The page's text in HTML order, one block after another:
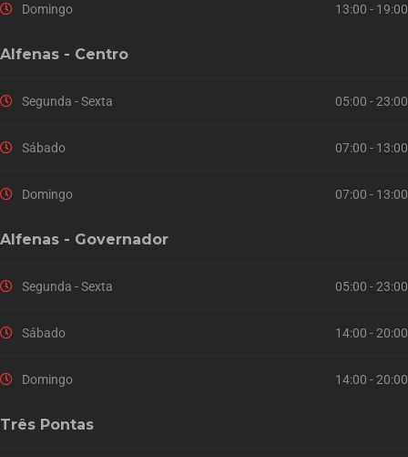
Domingo 13:00 - 19:00
Alfenas - Centro
Segunda - Sexta 05:00 - 23:00
Sábado 07:00 - 13:00
Domingo 07:00 - 13:00
Alfenas - Governador
Segunda - Sexta 05:00 - 23:00
Sábado 14:00 - 20:00
Domingo 14:00 - 20:00
Três Pontas